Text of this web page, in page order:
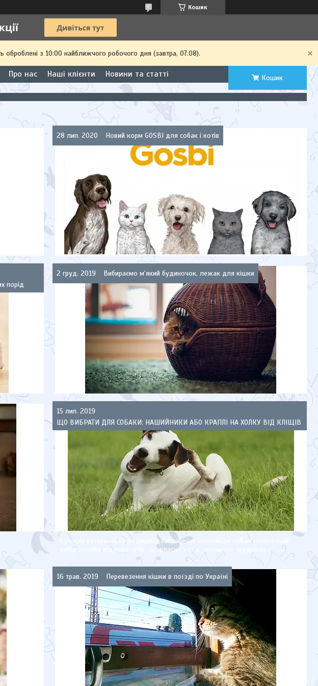
Кошик
оброблені з 10:00 найближчого робочого дня (завтра, 07.08).
Про нас Наші клієнти Новини та статті Кошик
28 лип. 2020 Новий корм GOSBI для собак і котів
порід
2 груд. 2019 Вибираємо м'який будиночок, лежак для кішки
15 лип. 2019
ЩО ВИБРАТИ ДЛЯ СОБАКИ: НАШИЙНИКИ АБО КРАПЛІ НА ХОЛКУ ВІД КЛІЩІВ
Сучасна ветеринарна медицина забезпечує власникам собак величезний
вибір засобів від паразитів. Це, власне, і стає основною трудністю
16 трав. 2019 Перевезення кішки в поїзді по Україні